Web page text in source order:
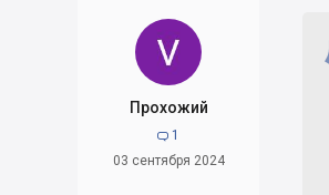
Прохожий
 1
03 сентября 2024